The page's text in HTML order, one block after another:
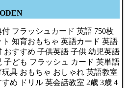
付 フラッシュカード 英語 750枚
ト 知育おもちゃ 英語カード 英語
おすすめ 子供英語 子供 幼児英語
子ども フラッシュ カード 英単語
玩具 おもちゃ おしゃれ 英語教室
すめ ドリル 英会話教室 2歳 3歳 4